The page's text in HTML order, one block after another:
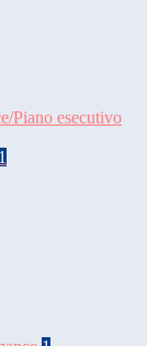
Piano esecutivo
1